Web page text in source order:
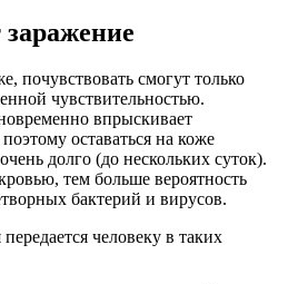
почувствовать смогут только
чувствительностью.
впрыскивает
оставаться на коже
долго (до нескольких суток).
тем больше вероятность
бактерий и вирусов.
человеку в таких